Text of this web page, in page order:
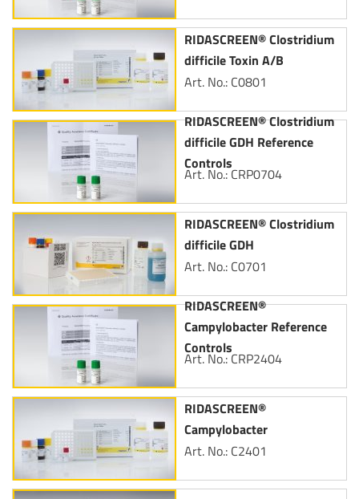
RIDASCREEN® Clostridium
difficile Toxin A/B
Art. No.: C0801
RIDASCREEN® Clostridium
difficile GDH Reference
Controls
Art. No.: CRP0704
RIDASCREEN® Clostridium
difficile GDH
Art. No.: C0701
RIDASCREEN®
Campylobacter Reference
Controls
Art. No.: CRP2404
RIDASCREEN®
Campylobacter
Art. No.: C2401